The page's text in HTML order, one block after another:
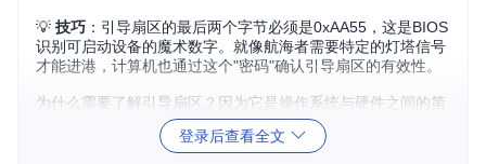
💡 技巧 ：引导扇区的最后两个字节必须是0xAA55，这是BIOS
识别可启动设备的魔术数字。就像航海者需要特定的灯塔信号
才能进港，计算机也通过这个"密码"确认引导扇区的有效性。
为什么需要了解引导扇区？因为它是操作系统与硬件之间的第
一道桥梁。理解这段代码如何从实模式读取磁盘、设置堆栈、
准备保护模式，将彻底改变你对"计算机如何启动"的认知。
登录后查看全文